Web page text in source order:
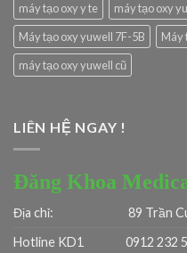
máy tạo oxy y te
máy tạo oxy
Máy tạo oxy yuwell 7F-5B
Máy
máy tạo oxy yuwell cũ
LIÊN HỆ NGAY !
Đăng Khoa
Địa chỉ:
89 Trần
Hotline KD1
0912 232